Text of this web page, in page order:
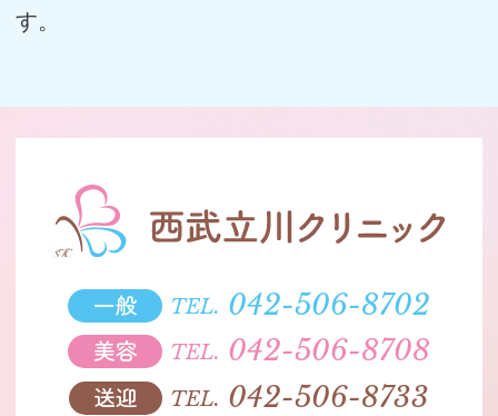
す。
一般 TEL. 042-506-8702
美容 TEL. 042-506-8708
送迎 TEL. 042-506-8733